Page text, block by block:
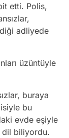
etti. Polis,
adliyede
üzüntüyle
buraya
bu
evde eşiyle
dil biliyordu.